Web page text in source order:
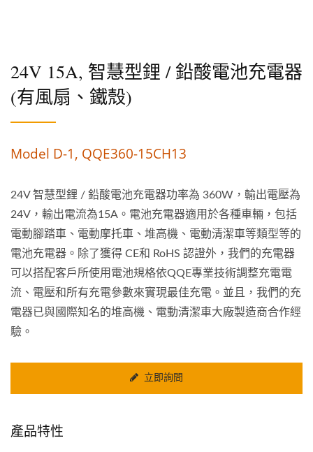
24V 15A, 智慧型鋰 / 鉛酸電池充電器
(有風扇、鐵殼)
Model D-1, QQE360-15CH13
24V 智慧型鋰 / 鉛酸電池充電器功率為 360W，輸出電壓為
24V，輸出電流為15A。電池充電器適用於各種車輛，包括
電動腳踏車、電動摩托車、堆高機、電動清潔車等類型等的
電池充電器。除了獲得 CE和 RoHS 認證外，我們的充電器
可以搭配客戶所使用電池規格依QQE專業技術調整充電電
流、電壓和所有充電參數來實現最佳充電。並且，我們的充
電器已與國際知名的堆高機、電動清潔車大廠製造商合作經
驗。
立即詢問
產品特性